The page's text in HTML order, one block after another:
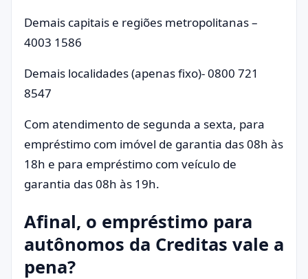
Demais capitais e regiões metropolitanas –
4003 1586
Demais localidades (apenas fixo)- 0800 721
8547
Com atendimento de segunda a sexta, para
empréstimo com imóvel de garantia das 08h às
18h e para empréstimo com veículo de
garantia das 08h às 19h.
Afinal, o empréstimo para
autônomos da Creditas vale a
pena?